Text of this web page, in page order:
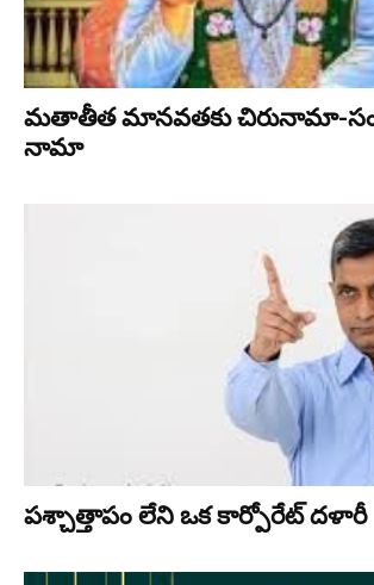
మతాతీత మానవతకు చిరునామా-
నామా
పశ్చాత్తాపం లేని ఒక కార్పోరేట్ దళారీ